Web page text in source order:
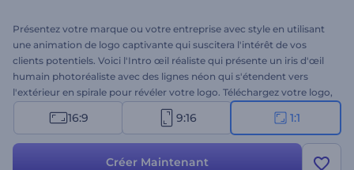
Présentez votre marque ou votre entreprise avec style en utilisant
une animation de logo captivante qui suscitera l'intérêt de vos
clients potentiels. Voici l'Intro œil réaliste qui présente un iris d'œil
humain photoréaliste avec des lignes néon qui s'étendent vers
l'extérieur en spirale pour révéler votre logo. Téléchargez votre logo,
écrivez votre slogan et attendez quelques minutes pour obtenir un
logo animé de manière professionnelle. Il est idéal pour présenter
d'optique, des magasins de vision, des studios de cinéma et de
16:9 9:16 1:1
Créer Maintenant